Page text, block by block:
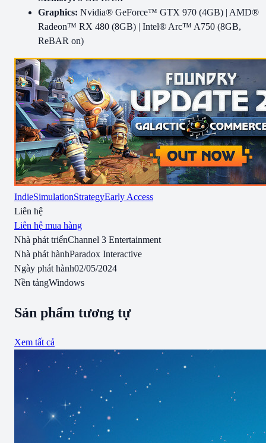
Graphics: Nvidia® GeForce™ GTX 970 (4GB) | AMD®
Radeon™ RX 480 (8GB) | Intel® Arc™ A750 (8GB,
ReBAR on)
IndieSimulationStrategyEarly Access
Liên hệ
Liên hệ mua hàng
Nhà phát triểnChannel 3 Entertainment
Nhà phát hànhParadox Interactive
Ngày phát hành02/05/2024
Nền tảngWindows
Sản phẩm tương tự
Xem tất cả